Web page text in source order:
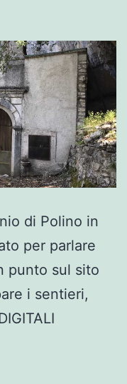
di Polino in
per parlare
punto sul sito
i sentieri,